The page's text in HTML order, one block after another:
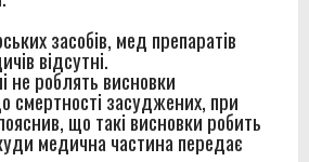
засобів, мед препаратів
відсутні.
не роблять висновки
смертності засуджених, при
що такі висновки робить
медична частина передає